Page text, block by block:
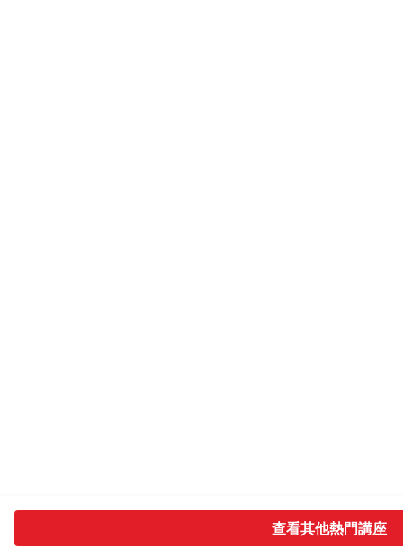
查看其他熱門講座